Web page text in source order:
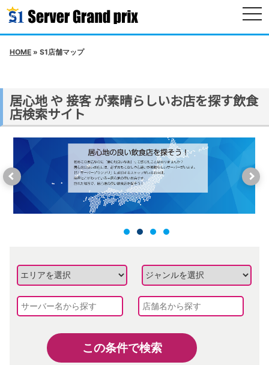
HOME » S1店舗マップ
居心地 や 接客 が素晴らしいお店を探す飲食
店検索サイト
この条件で検索